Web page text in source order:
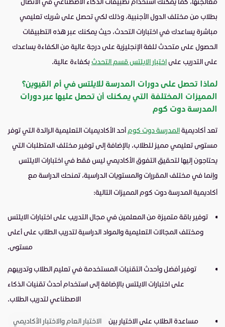
بطلاب من مختلف الدول الأجنبية، وذلك لكي تحصل على شريك تعليمي
مباشرة يساعدك في اختبارات التحدث، حيث يمكنك عبر هذه التطبيقات
الحصول على متحدث للغة الإنجليزية على درجة عالية من الكفاءة يساعدك
على التدريب علىاختبار الايلتس قسم التحدث بكفاءة عالية.
لماذا تحصل على دورات المدرسة للايلتس في أم القيوين؟
المميزات المختلفة التي يمكنك أن تحصل عليها عبر دورات
المدرسة دوت كوم
تعد أكاديميةالمدرسة دوت كوم أحد الأكاديميات التعليمية الرائدة التي توفر
مستوى تعليمي مميز للطلاب، بالإضافة إلى توفير مختلف المتطلبات التي
يحتاجون إليها لتحقيق التفوق الأكاديمي ليس فقط في اختبارات الايلتس
وإنما في مختلف المقررات والمستويات الدراسية، تمنحك الدراسة مع
أكاديمية المدرسة دوت كوم المميزات التالية:
توفير باقة متميزة من المعلمين في مجال التدريب على اختبارات الايلتس
ومختلف المجالات التعليمية والمواد الدراسية لتدريب الطلاب على أعلى
مستوى.
توفير أفضل وأحدث التقنيات المستخدمة في تعليم الطلاب وتدريبهم
على اختبارات الايلتس بالإضافة إلى استخدام أحدث تقنيات الذكاء
الاصطناعي لتدريب الطلاب.
مساعدة الطلاب على الاختيار بين
الاختبار العام والاختبار الأكاديمي